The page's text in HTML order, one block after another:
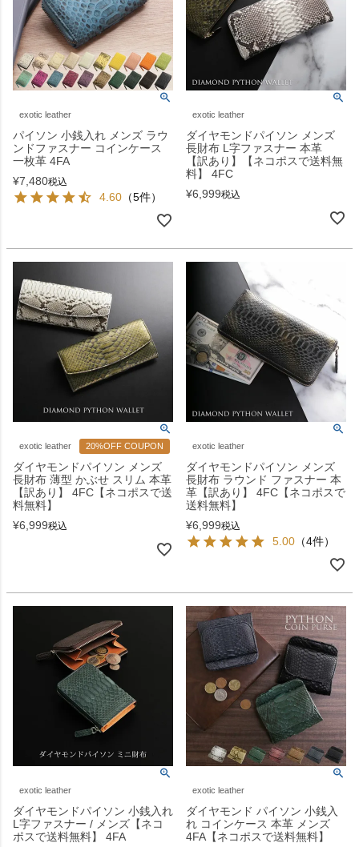
exotic leather
パイソン 小銭入れ メンズ ラウ
ンドファスナー コインケース
一枚革 4FA
¥7,480税込
4.60 （5件）
exotic leather
ダイヤモンドパイソン メンズ
長財布 L字ファスナー 本革
【訳あり】【ネコポスで送料無
料】 4FC
¥6,999税込
exotic leather 20%OFF COUPON
ダイヤモンドパイソン メンズ
長財布 薄型 かぶせ スリム 本革
【訳あり】 4FC【ネコポスで送
料無料】
¥6,999税込
exotic leather
ダイヤモンドパイソン メンズ
長財布 ラウンド ファスナー 本
革【訳あり】 4FC【ネコポスで
送料無料】
¥6,999税込
5.00 （4件）
exotic leather
ダイヤモンドパイソン 小銭入れ
L字ファスナー / メンズ【ネコ
ポスで送料無料】 4FA
exotic leather
ダイヤモンド パイソン 小銭入
れ コインケース 本革 メンズ
4FA【ネコポスで送料無料】